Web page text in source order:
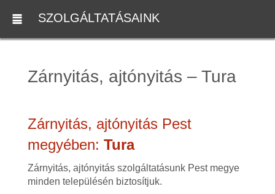
SZOLGÁLTATÁSAINK
Zárnyitás, ajtónyitás – Tura
Zárnyitás, ajtónyitás Pest
megyében: Tura
Zárnyitás, ajtónyitás szolgáltatásunk Pest megye
minden településén biztosítjuk.